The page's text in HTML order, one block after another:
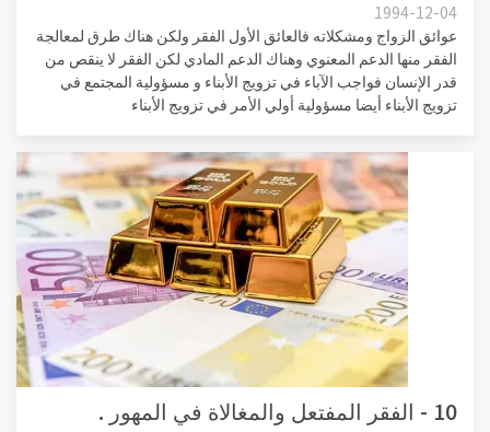
1994-12-04
عوائق الزواج ومشكلاته فالعائق الأول الفقر ولكن هناك طرق لمعالجة
الفقر منها الدعم المعنوي وهناك الدعم المادي لكن الفقر لا ينقص من
قدر الإنسان فواجب الآباء في تزويج الأبناء و مسؤولية المجتمع في
تزويج الأبناء أيضا مسؤولية أولي الأمر في تزويج الأبناء
10 - الفقر المفتعل والمغالاة في المهور .